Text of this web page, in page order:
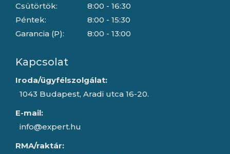
Csütörtök:
Péntek:
Garancia (P):
8:00 - 16:30
8:00 - 15:30
8:00 - 13:00
Kapcsolat
Iroda/ügyfélszolgálat:
1043 Budapest, Aradi utca 16-20.
E-mail:
info@expert.hu
RMA/raktár: